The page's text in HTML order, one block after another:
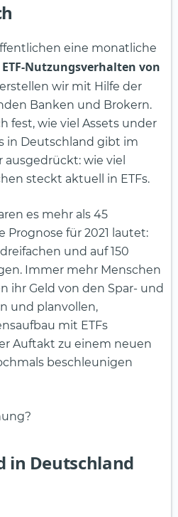
eine monatliche
ETF-Nutzungsverhalten von
erstellen wir mit Hilfe der
Banken und Brokern.
fest, wie viel Assets under
in Deutschland gibt im
ausgedrückt: wie viel
steckt aktuell in ETFs.
es mehr als 45
Prognose für 2021 lautet:
und auf 150
Immer mehr Menschen
ihr Geld von den Spar- und
und planvollen,
mit ETFs
Auftakt zu einem neuen
beschleunigen
in Deutschland